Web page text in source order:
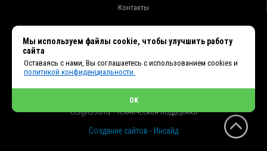
Контакты
+7 (914) 010-76-83, 8 (3952) 93-27-93 - Отдел продаж
+7 (950) 075-85-99 - Техническая поддержка
et2@et38.ru - Отдел продаж
et3@et38.ru - Техническая поддержка
Создание сайтов - Инсайд
Мы используем файлы cookie, чтобы улучшить работу
сайта
Оставаясь с нами, Вы соглашаетесь с использованием cookies и
политикой конфиденциальности.
OK